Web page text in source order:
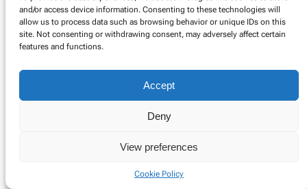
and/or access device information. Consenting to these technologies will
allow us to process data such as browsing behavior or unique IDs on this
site. Not consenting or withdrawing consent, may adversely affect certain
features and functions.
Accept
Deny
View preferences
Cookie Policy